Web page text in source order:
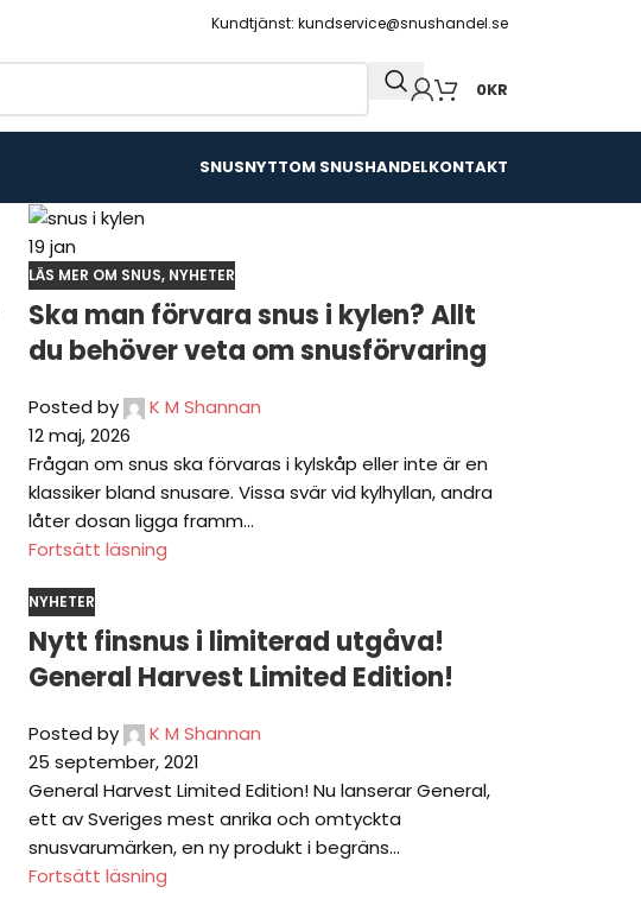
Kundtjänst: kundservice@snushandel.se
0KR
SNUSNYTTOM SNUSHANDELKONTAKT
19 jan
LÄS MER OM SNUS, NYHETER
Ska man förvara snus i kylen? Allt
du behöver veta om snusförvaring
Posted by
K M Shannan
12 maj, 2026
Frågan om snus ska förvaras i kylskåp eller inte är en
klassiker bland snusare. Vissa svär vid kylhyllan, andra
låter dosan ligga framm...
Fortsätt läsning
NYHETER
Nytt finsnus i limiterad utgåva!
General Harvest Limited Edition!
Posted by
K M Shannan
25 september, 2021
General Harvest Limited Edition! Nu lanserar General,
ett av Sveriges mest anrika och omtyckta
snusvarumärken, en ny produkt i begräns...
Fortsätt läsning